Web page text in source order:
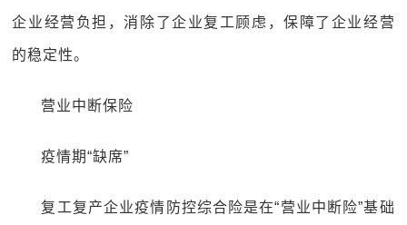
企业经营负担，消除了企业复工顾虑，保障了企业经营
的稳定性。
营业中断保险
疫情期“缺席”
复工复产企业疫情防控综合险是在“营业中断险”基础